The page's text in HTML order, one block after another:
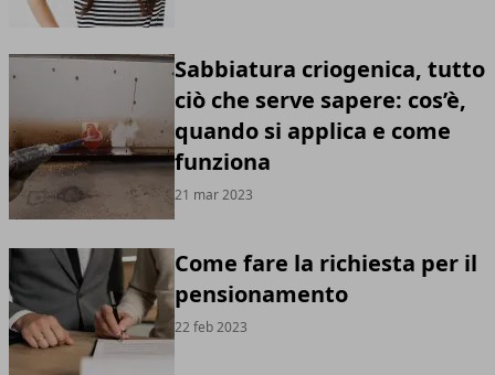
Sabbiatura criogenica, tutto
ciò che serve sapere: cos’è,
quando si applica e come
funziona
21 mar 2023
Come fare la richiesta per il
pensionamento
22 feb 2023